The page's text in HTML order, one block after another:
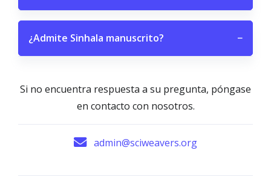
¿Admite Sinhala manuscrito? −
Si no encuentra respuesta a su pregunta, póngase
en contacto con nosotros.
admin@sciweavers.org